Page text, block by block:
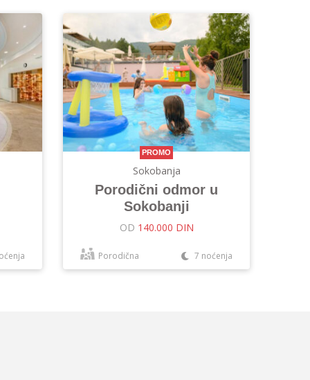
PROMO
Sokobanja
Porodični odmor u
Sokobanji
OD 140.000 DIN
Porodična 7 noćenja